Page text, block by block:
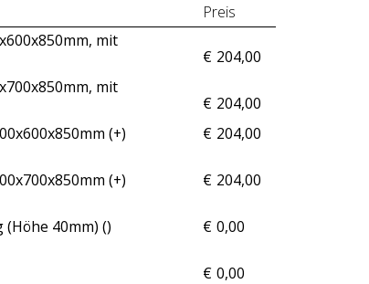
Preis
mit
€ 204,00
mit
€ 204,00
(+
€ 204,00
)
(+ € 204,00
)
(Höhe 40mm) ( € 0,00
)
€ 0,00